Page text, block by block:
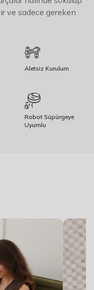
ve sadece gereken
Aletsiz Kurulum
Robot Süpürgeye
Uyumlu